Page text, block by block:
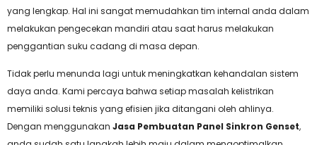
yang lengkap. Hal ini sangat memudahkan tim internal anda dalam
melakukan pengecekan mandiri atau saat harus melakukan
penggantian suku cadang di masa depan.
Tidak perlu menunda lagi untuk meningkatkan kehandalan sistem
daya anda. Kami percaya bahwa setiap masalah kelistrikan
memiliki solusi teknis yang efisien jika ditangani oleh ahlinya.
Dengan menggunakan Jasa Pembuatan Panel Sinkron Genset,